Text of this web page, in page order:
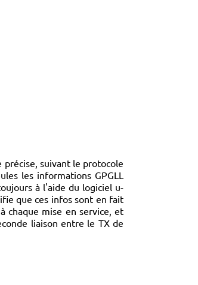
précise, suivant le protocole
les informations GPGLL
à l'aide du logiciel u-
que ces infos sont en fait
chaque mise en service, et
liaison entre le TX de